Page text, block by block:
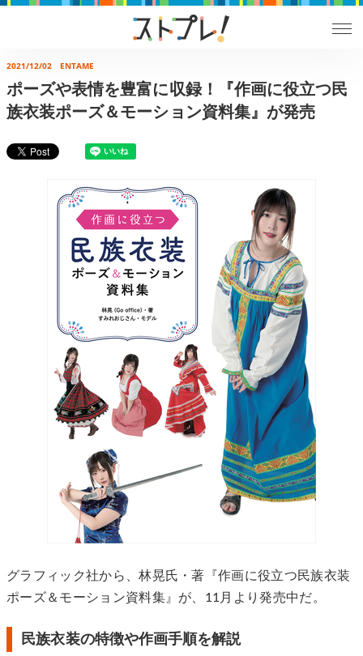
2021/12/02 ENTAME
ポーズや表情を豊富に収録！『作画に役立つ民
族衣装ポーズ＆モーション資料集』が発売
グラフィック社から、林晃氏・著『作画に役立つ民族衣装
ポーズ＆モーション資料集』が、11月より発売中だ。
民族衣装の特徴や作画手順を解説